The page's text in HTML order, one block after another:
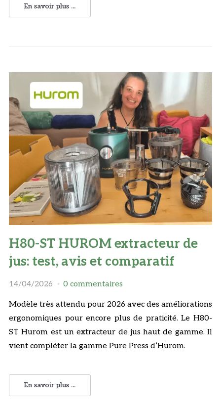
En savoir plus ...
H80-ST HUROM extracteur de
jus: test, avis et comparatif
14/04/2026 0 commentaires
Modèle très attendu pour 2026 avec des améliorations
ergonomiques pour encore plus de praticité. Le H80-
ST Hurom est un extracteur de jus haut de gamme. Il
vient compléter la gamme Pure Press d’Hurom.
En savoir plus ...